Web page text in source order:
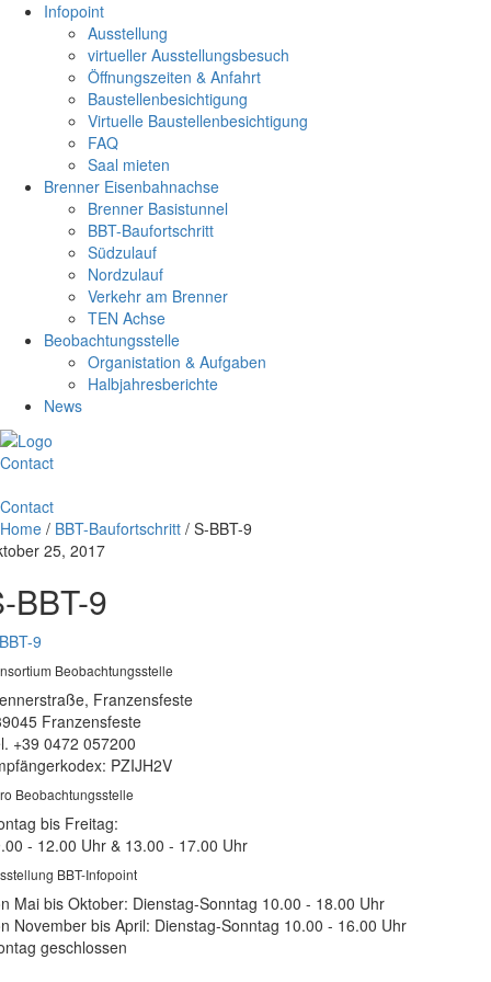
Infopoint
Ausstellung
virtueller Ausstellungsbesuch
Öffnungszeiten & Anfahrt
Baustellenbesichtigung
Virtuelle Baustellenbesichtigung
FAQ
Saal mieten
Brenner Eisenbahnachse
Brenner Basistunnel
BBT-Baufortschritt
Südzulauf
Nordzulauf
Verkehr am Brenner
TEN Achse
Beobachtungsstelle
Organistation & Aufgaben
Halbjahresberichte
News
Contact
Contact
Home / BBT-Baufortschritt / S-BBT-9
25, 2017
BBT-9
9
Beobachtungsstelle
Franzensfeste
Franzensfeste
+39 0472 057200
PZIJH2V
Beobachtungsstelle
bis Freitag:
- 12.00 Uhr & 13.00 - 17.00 Uhr
BBT-Infopoint
Mai bis Oktober: Dienstag-Sonntag 10.00 - 18.00 Uhr
November bis April: Dienstag-Sonntag 10.00 - 16.00 Uhr
geschlossen